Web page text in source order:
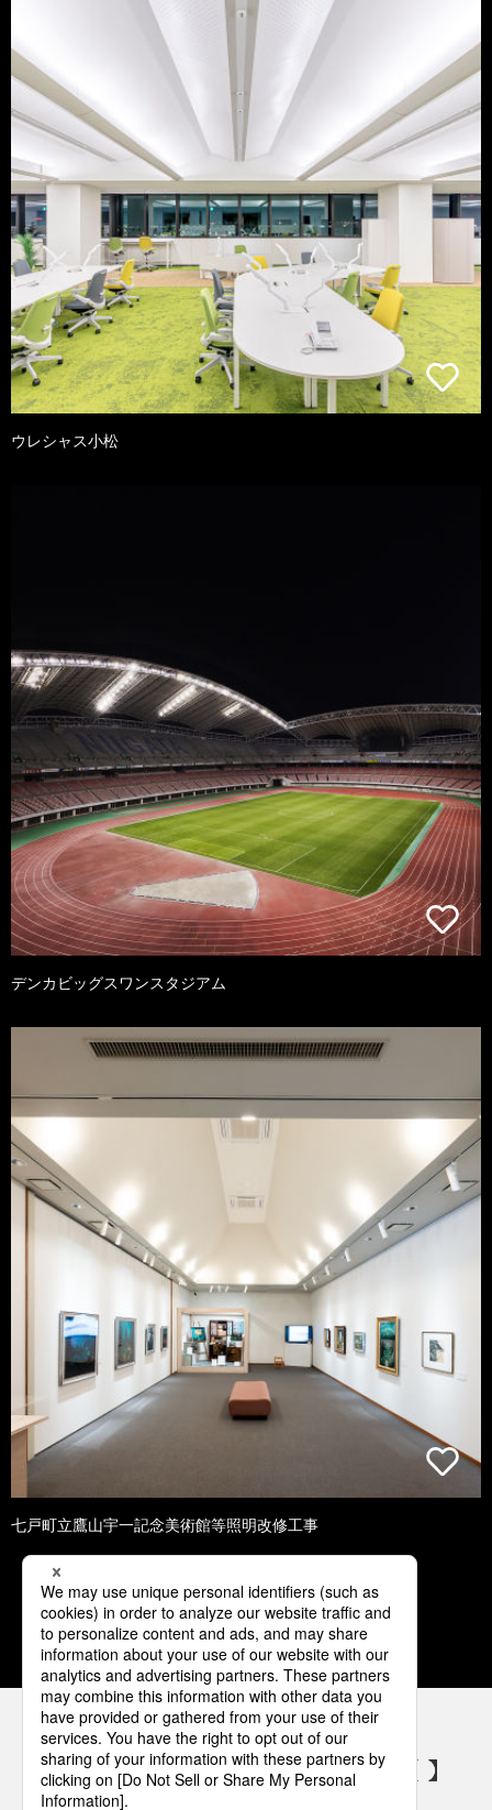
ウレシャス小松
デンカビッグスワンスタジアム
七戸町立鷹山宇一記念美術館等照明改修工事
1 2 3 4 5
パナソニックの電気設備 SNSアカウント